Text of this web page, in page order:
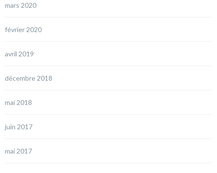
mars 2020
février 2020
avril 2019
décembre 2018
mai 2018
juin 2017
mai 2017